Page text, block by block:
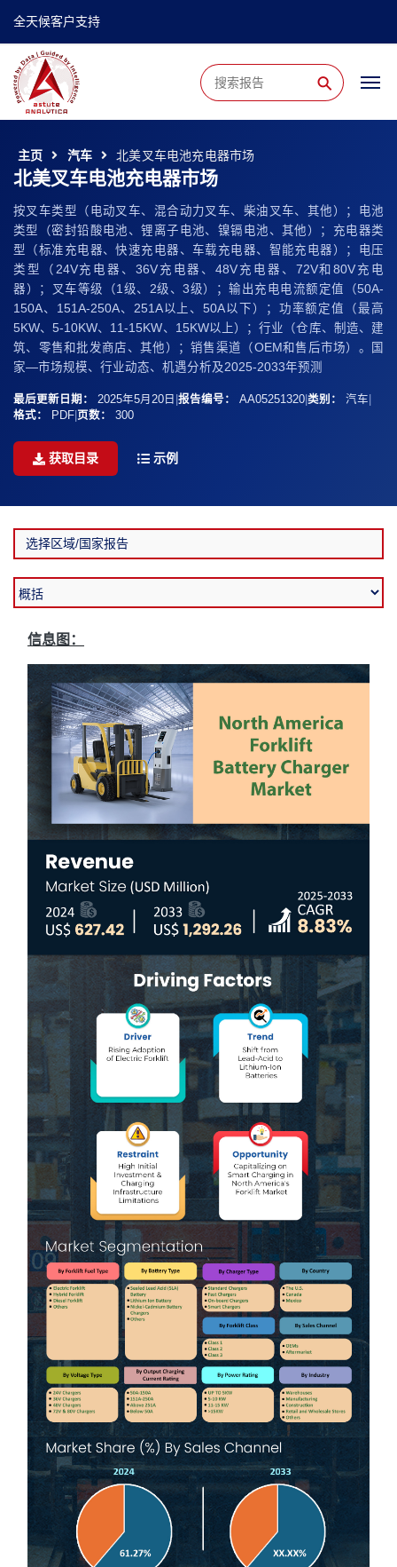
全天候客户支持
⚲
主页 汽车 北美叉车电池充电器市场
北美叉车电池充电器市场
按叉车类型（电动叉车、混合动力叉车、柴油叉车、其他）；电池
类型（密封铅酸电池、锂离子电池、镍镉电池、其他）；充电器类
型（标准充电器、快速充电器、车载充电器、智能充电器）；电压
类型（24V充电器、36V充电器、48V充电器、72V和80V充电
器）；叉车等级（1级、2级、3级）；输出充电电流额定值（50A-
150A、151A-250A、251A以上、50A以下）；功率额定值（最高
5KW、5-10KW、11-15KW、15KW以上）；行业（仓库、制造、建
筑、零售和批发商店、其他）；销售渠道（OEM和售后市场）。国
家—市场规模、行业动态、机遇分析及2025-2033年预测
最后更新日期： 2025年5月20日 报告编号： AA05251320 类别： 汽车
格式：
PDF 页数： 300
获取目录 示例
信息图：